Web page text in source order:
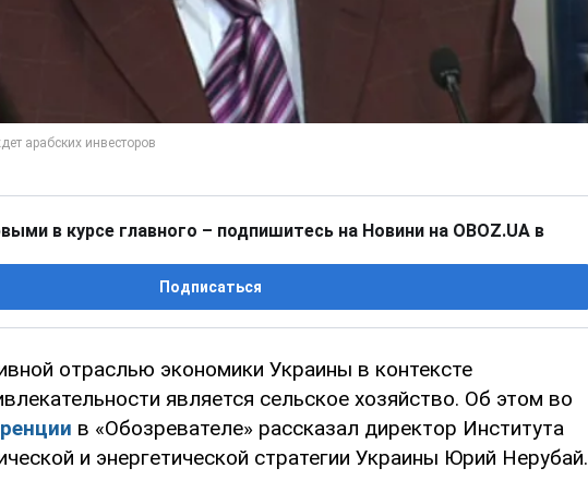
в курсе главного – подпишитесь на Новини на OBOZ.UA в
Подписаться
отраслью экономики Украины в контексте
является сельское хозяйство. Об этом во
в «Обозревателе» рассказал директор Института
и энергетической стратегии Украины Юрий Нерубай.